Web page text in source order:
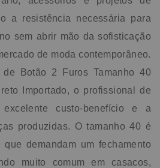
seus projetos de costura e
40 Composição: 100%
a resistência necessária para
sem abrir mão da sofisticação
de moda contemporâneo.
Botão 2 Furos Tamanho 40
Importado, o profissional de
custo-benefício e a
produzidas. O tamanho 40 é
demandam um fechamento
muito comum em casacos,